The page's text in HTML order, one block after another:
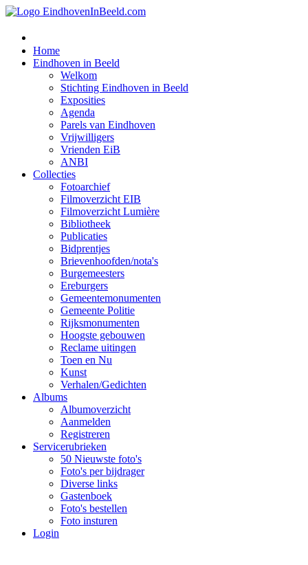
Home
Eindhoven in Beeld
Welkom
Stichting Eindhoven in Beeld
Exposities
Agenda
Parels van Eindhoven
Vrijwilligers
Vrienden EiB
ANBI
Collecties
Fotoarchief
Filmoverzicht EIB
Filmoverzicht Lumière
Bibliotheek
Publicaties
Bidprentjes
Brievenhoofden/nota's
Burgemeesters
Ereburgers
Gemeentemonumenten
Gemeente Politie
Rijksmonumenten
Hoogste gebouwen
Reclame uitingen
Toen en Nu
Kunst
Verhalen/Gedichten
Albums
Albumoverzicht
Aanmelden
Registreren
Servicerubrieken
50 Nieuwste foto's
Foto's per bijdrager
Diverse links
Gastenboek
Foto's bestellen
Foto insturen
Login